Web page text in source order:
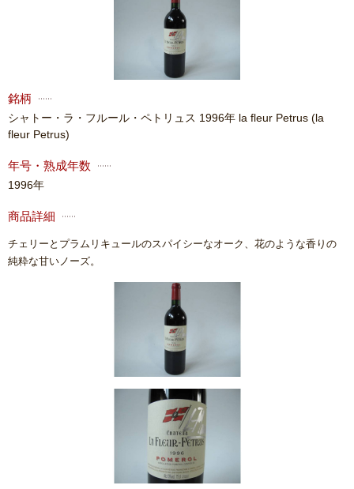
銘柄
シャトー・ラ・フルール・ペトリュス 1996年 la fleur Petrus (la
fleur Petrus)
年号・熟成年数
1996年
商品詳細
チェリーとプラムリキュールのスパイシーなオーク、花のような香りの
純粋な甘いノーズ。